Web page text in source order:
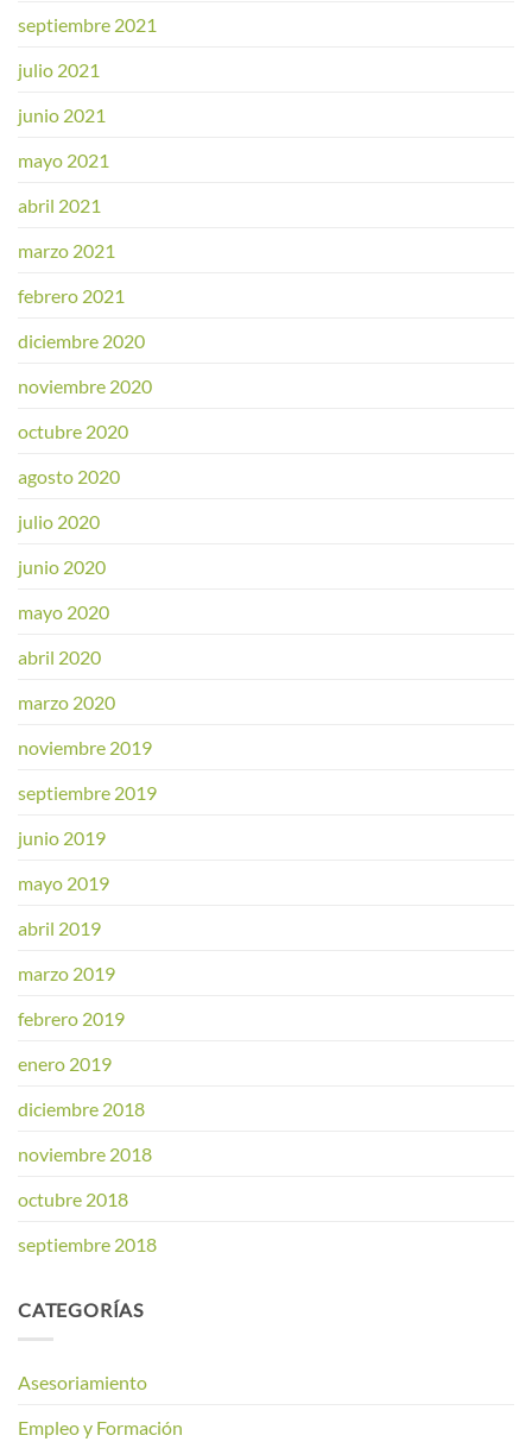
septiembre 2021
julio 2021
junio 2021
mayo 2021
abril 2021
marzo 2021
febrero 2021
diciembre 2020
noviembre 2020
octubre 2020
agosto 2020
julio 2020
junio 2020
mayo 2020
abril 2020
marzo 2020
noviembre 2019
septiembre 2019
junio 2019
mayo 2019
abril 2019
marzo 2019
febrero 2019
enero 2019
diciembre 2018
noviembre 2018
octubre 2018
septiembre 2018
CATEGORÍAS
Asesoriamiento
Empleo y Formación